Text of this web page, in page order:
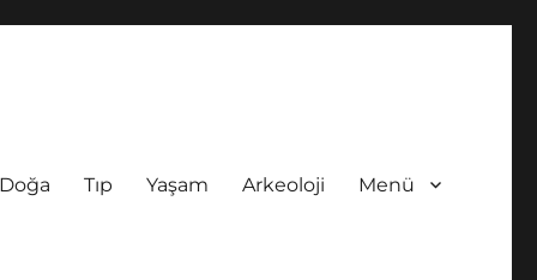
Tıp Yaşam Arkeoloji Menü